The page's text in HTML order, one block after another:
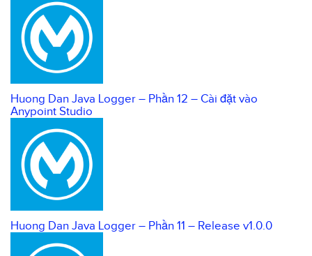
Huong Dan Java Logger – Phần 12 – Cài đặt vào
Anypoint Studio
Huong Dan Java Logger – Phần 11 – Release v1.0.0